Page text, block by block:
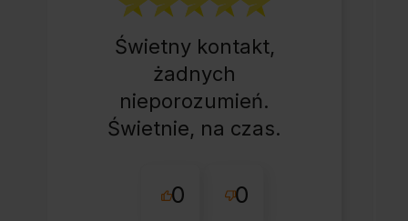
Świetny kontakt,
żadnych
nieporozumień.
Świetnie, na czas.
0 0